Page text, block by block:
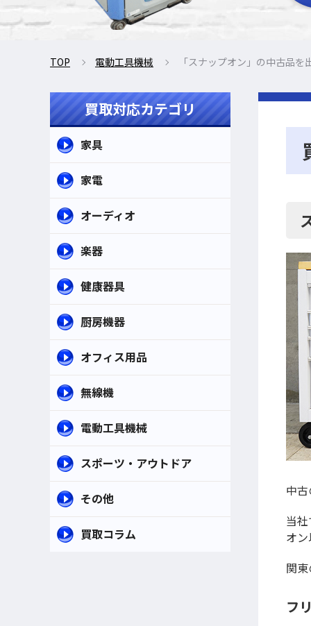
TOP 電動工具機械 「スナップオン」の中古品を
中
当
オ
関
フ
買取対応カテゴリ
家具
家電
オーディオ
楽器
健康器具
厨房機器
オフィス用品
無線機
電動工具機械
スポーツ・アウトドア
その他
買取コラム